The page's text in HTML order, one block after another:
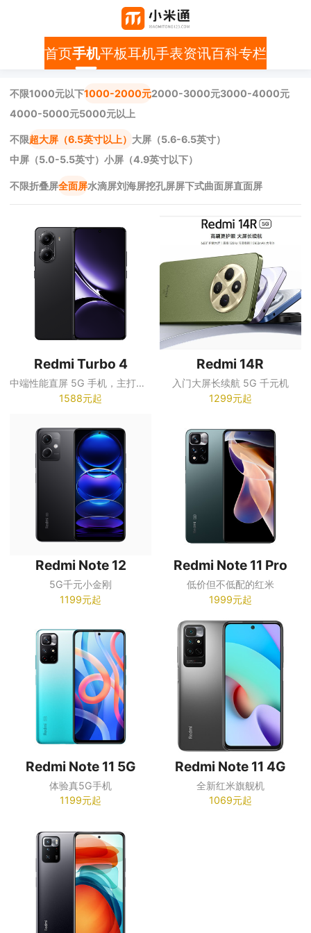
首页手机平板耳机手表资讯百科专栏
不限1000元以下1000-2000元2000-3000元3000-4000元
4000-5000元5000元以上
不限超大屏（6.5英寸以上） 大屏（5.6-6.5英寸）
中屏（5.0-5.5英寸）小屏（4.9英寸以下）
不限折叠屏全面屏水滴屏刘海屏挖孔屏屏下式曲面屏直面屏
Redmi Turbo 4
中端性能直屏 5G 手机，主打高性能、超大电池、护眼 OLED 直屏、IP68 防水
1588元起
Redmi 14R
入门大屏长续航 5G 千元机
1299元起
Redmi Note 12
5G千元小金刚
1199元起
Redmi Note 11 Pro
低价但不低配的红米
1999元起
Redmi Note 11 5G
体验真5G手机
1199元起
Redmi Note 11 4G
全新红米旗舰机
1069元起